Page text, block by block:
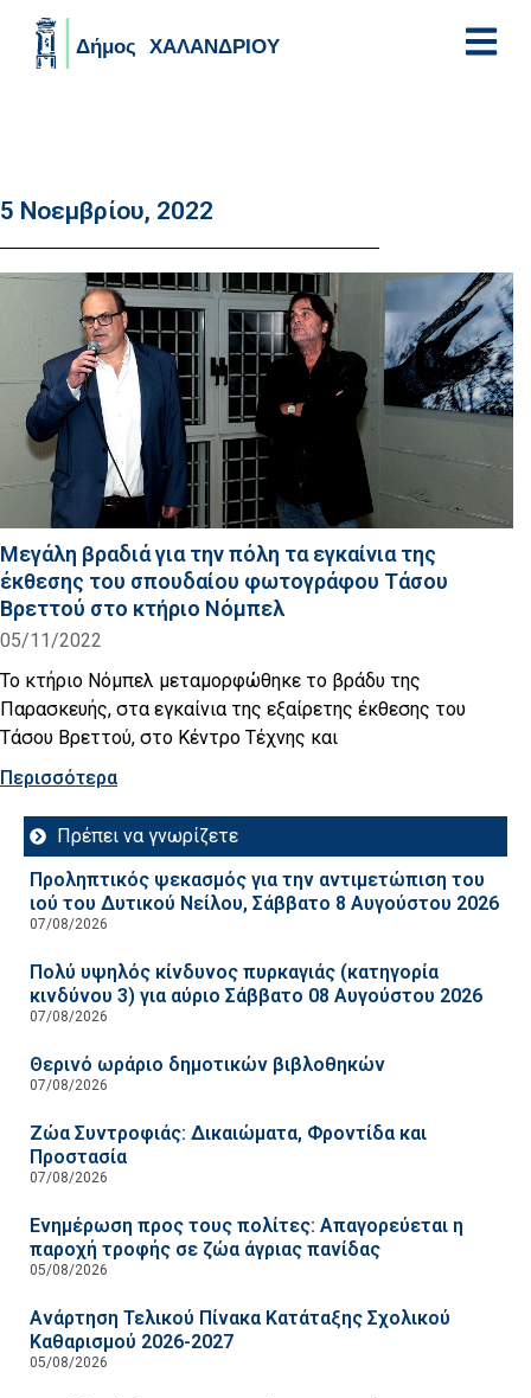
5 Νοεμβρίου, 2022
Μεγάλη βραδιά για την πόλη τα εγκαίνια της
έκθεσης του σπουδαίου φωτογράφου Τάσου
Βρεττού στο κτήριο Νόμπελ
05/11/2022
Το κτήριο Νόμπελ μεταμορφώθηκε το βράδυ της
Παρασκευής, στα εγκαίνια της εξαίρετης έκθεσης του
Τάσου Βρεττού, στο Κέντρο Τέχνης και
Περισσότερα
Πρέπει να γνωρίζετε
Προληπτικός ψεκασμός για την αντιμετώπιση του
ιού του Δυτικού Νείλου, Σάββατο 8 Αυγούστου 2026
07/08/2026
Πολύ υψηλός κίνδυνος πυρκαγιάς (κατηγορία
κινδύνου 3) για αύριο Σάββατο 08 Αυγούστου 2026
07/08/2026
Θερινό ωράριο δημοτικών βιβλοθηκών
07/08/2026
Ζώα Συντροφιάς: Δικαιώματα, Φροντίδα και
Προστασία
07/08/2026
Ενημέρωση προς τους πολίτες: Απαγορεύεται η
παροχή τροφής σε ζώα άγριας πανίδας
05/08/2026
Ανάρτηση Τελικού Πίνακα Κατάταξης Σχολικού
Καθαρισμού 2026-2027
05/08/2026